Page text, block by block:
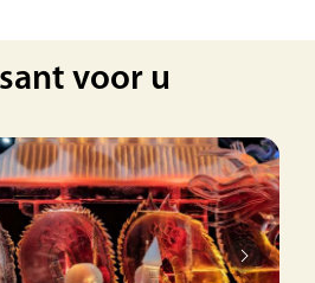
voor u